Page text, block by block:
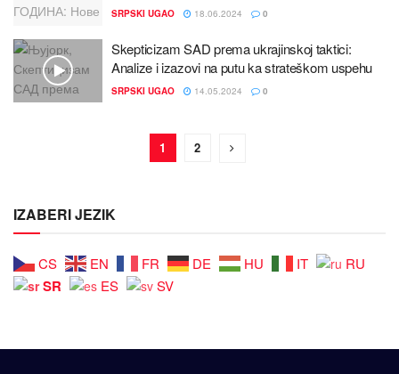
SRPSKI UGAO 18.06.2024 0
Skepticizam SAD prema ukraјinskoј taktici:
Analize i izazovi na putu ka strateškom uspehu
SRPSKI UGAO 14.05.2024 0
1 2
IZABERI JEZIK
CS EN FR DE HU IT RU
SR ES SV